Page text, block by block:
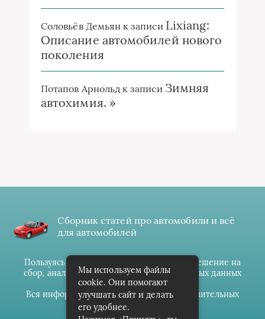
Соловьёв Демьян к записи Lixiang:
Описание автомобилей нового
поколения
Потапов Арнольд к записи Зимняя
автохимия. »
Сборник статей про автомобили и всё
для автомобилей
Пользуясь данным ресурсом вы даёте разрешение на
сбор, анализ и хранение своих персональных данных
согласноПравилам
Вся информация предоставлена в ознакомительных
целях.
Мы используем файлы
cookie. Они помогают
улучшать сайт и делать
его удобнее.